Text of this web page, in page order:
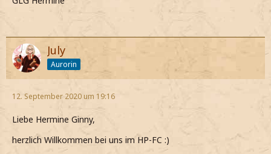
July
Aurorin
12. September 2020 um 19:16
Liebe Hermine Ginny,
herzlich Willkommen bei uns im HP-FC :)